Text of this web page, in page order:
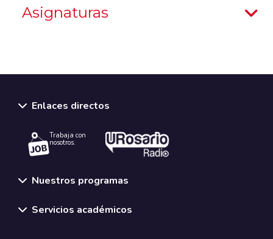
Asignaturas
Enlaces directos
Trabaja con
nosotros.
Nuestros programas
Servicios académicos